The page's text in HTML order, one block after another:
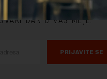
KOJE TREBA DA ZNATE
DAN U VAŠ MEJL.
PRIJAVITE SE